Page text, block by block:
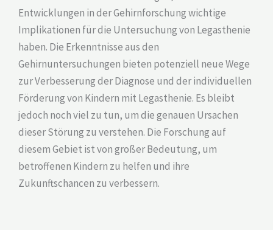
Entwicklungen in der Gehirnforschung wichtige
Implikationen für die Untersuchung von Legasthenie
haben. Die Erkenntnisse aus den
Gehirnuntersuchungen bieten potenziell neue Wege
zur Verbesserung der Diagnose und der individuellen
Förderung von Kindern mit Legasthenie. Es bleibt
jedoch noch viel zu tun, um die genauen Ursachen
dieser Störung zu verstehen. Die Forschung auf
diesem Gebiet ist von großer Bedeutung, um
betroffenen Kindern zu helfen und ihre
Zukunftschancen zu verbessern.